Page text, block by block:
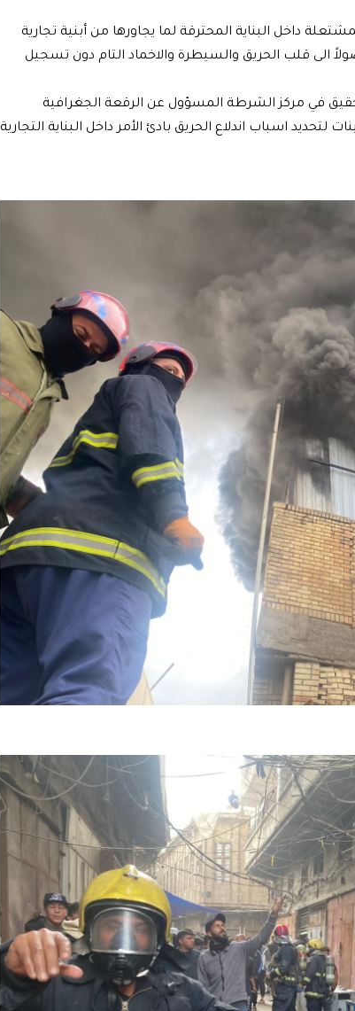
داخل البناية المحترقة لما يجاورها من أبنية تجارية
الى قلب الحريق والسيطرة والاخماد التام دون تسجيل
في مركز الشرطة المسؤول عن الرقعة الجغرافية
لتحديد اسباب اندلاع الحريق بادئ الأمر داخل البناية التجارية